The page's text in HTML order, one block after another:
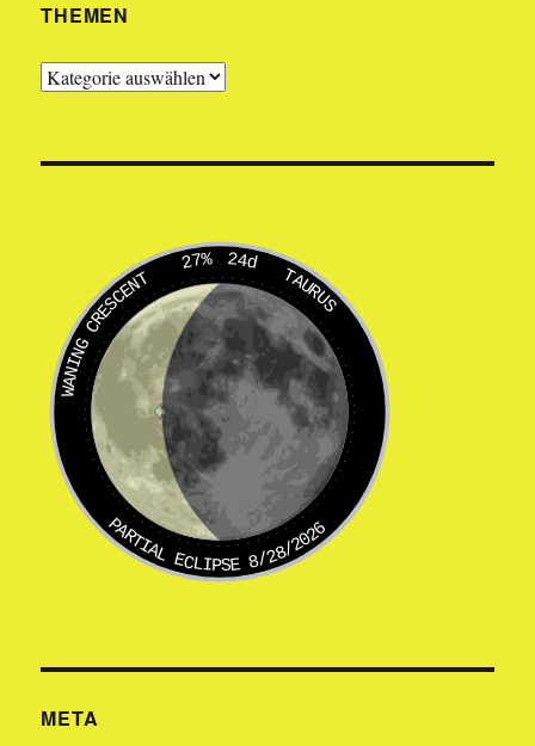
THEMEN
Themen
27% 24d
TAURUS
WANING CRESCENT
PARTIAL ECLIPSE 8/28/2026
META